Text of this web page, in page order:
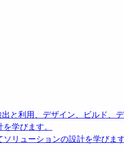
と利用、デザイン、ビルド、
学びます。
リューションの設計を学びます